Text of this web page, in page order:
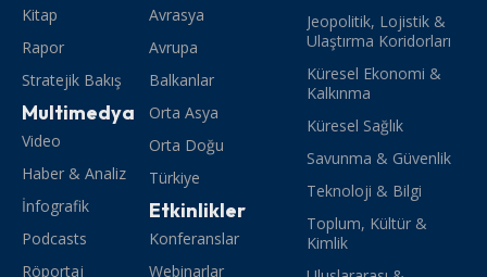
Kitap
Rapor
Stratejik Bakış
Multimedya
Video
Haber & Analiz
İnfografik
Podcasts
Röportaj
Avrasya
Avrupa
Balkanlar
Orta Asya
Orta Doğu
Türkiye
Etkinlikler
Konferanslar
Webinarlar
Jeopolitik, Lojistik &
Ulaştırma Koridorları
Küresel Ekonomi &
Kalkınma
Küresel Sağlık
Savunma & Güvenlik
Teknoloji & Bilgi
Toplum, Kültür &
Kimlik